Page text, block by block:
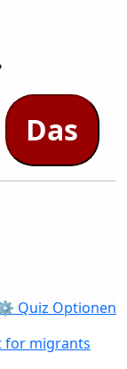
Das
Quiz Optionen
for migrants